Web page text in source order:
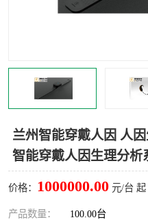
兰州智能穿戴人因 人
智能穿戴人因生理分析
价格： 1000000.00 元/台 起
产品数量： 100.00台